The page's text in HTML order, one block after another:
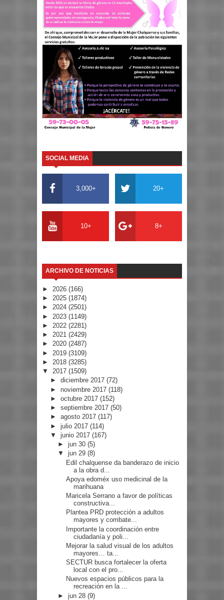
SOCIAL MEDIA
3,000+ 20+
10+ 8+
ARCHIVO DE NOTICIAS
► 2026 (166)
► 2025 (1874)
► 2024 (2501)
► 2023 (1149)
► 2022 (2281)
► 2021 (2429)
► 2020 (2487)
► 2019 (3109)
► 2018 (3285)
▼ 2017 (1509)
► diciembre 2017 (72)
► noviembre 2017 (118)
► octubre 2017 (152)
► septiembre 2017 (50)
► agosto 2017 (117)
► julio 2017 (114)
▼ junio 2017 (167)
►jun 30(5)
▼jun 29(8)
Edil chalquense da banderazo de inicio
a la obra d...
Apoya edoméx uso medicinal de la
marihuana
Maricela Serrano a favor de políticas
constructiva...
Plantea PRD protección a adultos
mayores y combate...
Importante la coordinación entre
ciudadanía y poli...
Mejorar la salud visual de los adultos
mayores… ta...
SECTUR busca fortalecer la oferta
local con el pro...
Nuevos espacios públicos para la
recreación en la ...
►jun 28(9)